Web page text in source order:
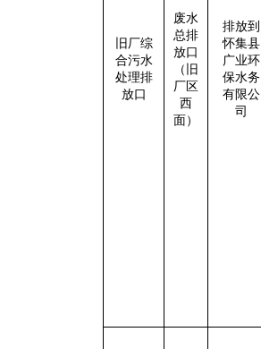
旧厂综
合污水
处理排
放口
废水
总排
放口
（旧
厂区
西
面）
排放到
怀集县
广业环
保水务
有限公
司